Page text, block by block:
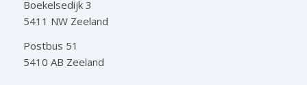
Boekelsedijk 3
5411 NW Zeeland
Postbus 51
5410 AB Zeeland